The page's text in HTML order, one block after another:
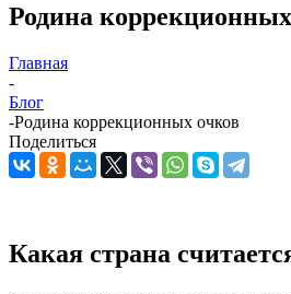
Родина
Главная
-
Блог
-Родина коррекционных очков
Поделиться
Какая страна